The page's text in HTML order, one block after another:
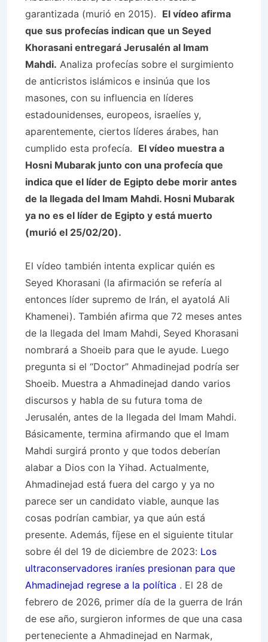
garantizada (murió en 2015). El vídeo afirma
que sus profecías indican que un Seyed
Khorasani entregará Jerusalén al Imam
Mahdi. Analiza profecías sobre el surgimiento
de anticristos islámicos e insinúa que los
masones, con su influencia en líderes
estadounidenses, europeos, israelíes y,
aparentemente, ciertos líderes árabes, han
cumplido esta profecía. El vídeo muestra a
Hosni Mubarak junto con una profecía que
indica que el líder de Egipto debe morir antes
de la llegada del Imam Mahdi. Hosni Mubarak
ya no es el líder de Egipto y está muerto
(murió el 25/02/20).
El vídeo también intenta explicar quién es
Seyed Khorasani (la afirmación se refería al
entonces líder supremo de Irán, el ayatolá Ali
Khamenei). También afirma que 72 meses antes
de la llegada del Imam Mahdi, Seyed Khorasani
nombrará a Shoeib para que le ayude. Luego
pregunta si el “Doctor” Ahmadinejad podría ser
Shoeib. Muestra a Ahmadinejad dando varios
discursos y habla de su futura toma de
Jerusalén, antes de la llegada del Imam Mahdi.
Básicamente, termina afirmando que el Imam
Mahdi surgirá pronto y que todos deberían
alabar a Dios con la Yihad. Actualmente,
Ahmadinejad está fuera del cargo y ya no
parece ser un candidato viable, aunque las
cosas podrían cambiar, ya que aún está
presente. Además, fíjese en el siguiente titular
sobre él del 19 de diciembre de 2023: Los
ultraconservadores iraníes presionan para que
Ahmadinejad regrese a la política . El 28 de
febrero de 2026, primer día de la guerra de Irán
de ese año, surgieron informes de que una casa
perteneciente a Ahmadinejad en Narmak,